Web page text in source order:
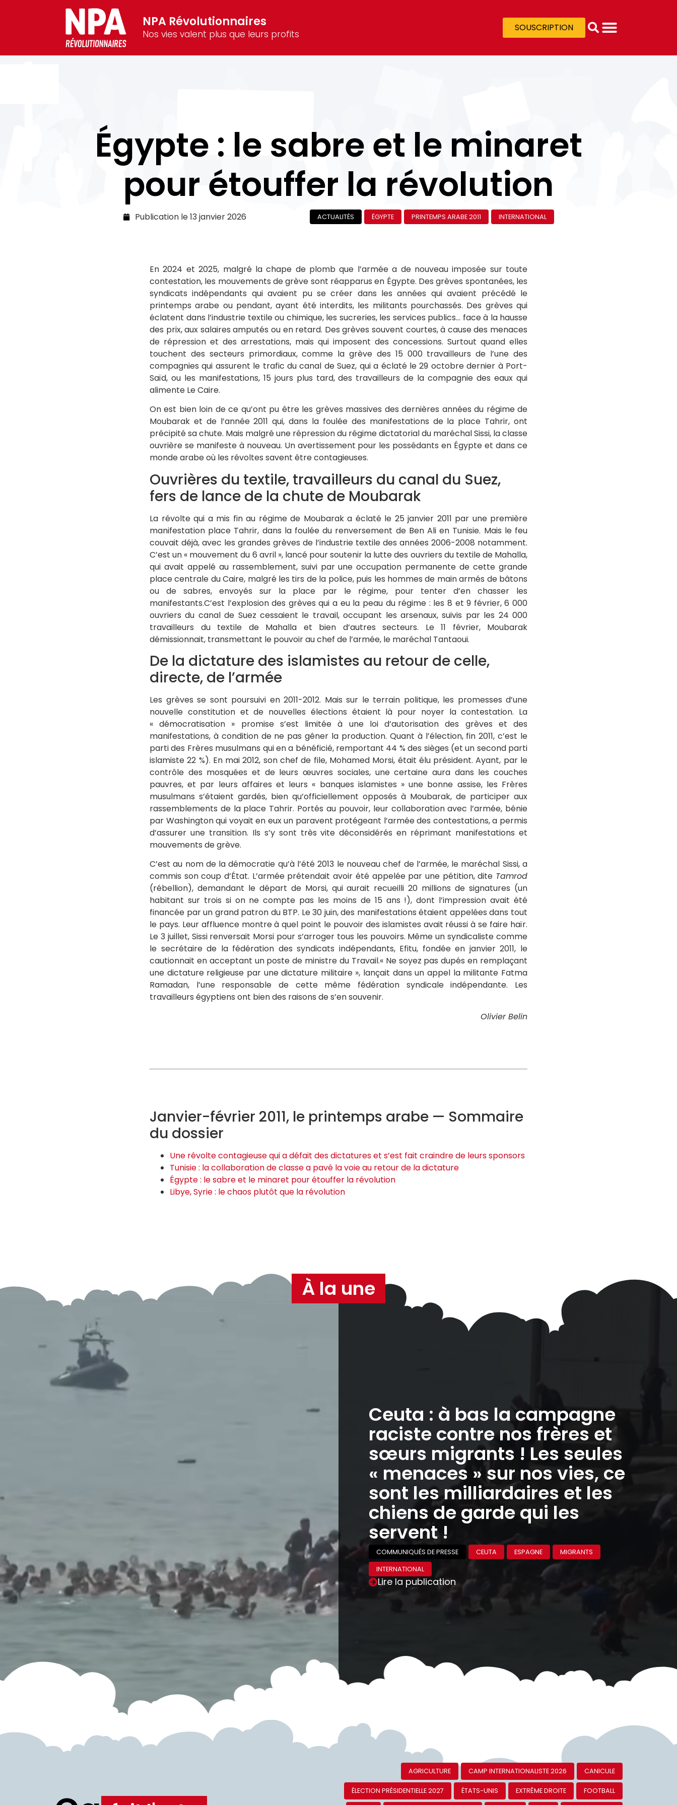
NPA Révolutionnaires
Nos vies valent plus que leurs profits
SOUSCRIPTION
Égypte : le sabre et le minaret
pour étouffer la révolution
Publication le13 janvier 2026 ACTUALITÉS ÉGYPTE PRINTEMPS ARABE 2011 INTERNATIONAL
En 2024 et 2025, malgré la chape de plomb que l’armée a de nouveau imposée sur toute
contestation, les mouvements de grève sont réapparus en Égypte. Des grèves spontanées, les
syndicats indépendants qui avaient pu se créer dans les années qui avaient précédé le
printemps arabe ou pendant, ayant été interdits, les militants pourchassés. Des grèves qui
éclatent dans l’industrie textile ou chimique, les sucreries, les services publics… face à la hausse
des prix, aux salaires amputés ou en retard. Des grèves souvent courtes, à cause des menaces
de répression et des arrestations, mais qui imposent des concessions. Surtout quand elles
touchent des secteurs primordiaux, comme la grève des 15 000 travailleurs de l’une des
compagnies qui assurent le trafic du canal de Suez, qui a éclaté le 29 octobre dernier à Port-
Saïd, ou les manifestations, 15 jours plus tard, des travailleurs de la compagnie des eaux qui
alimente Le Caire.
On est bien loin de ce qu’ont pu être les grèves massives des dernières années du régime de
Moubarak et de l’année 2011 qui, dans la foulée des manifestations de la place Tahrir, ont
précipité sa chute. Mais malgré une répression du régime dictatorial du maréchal Sissi, la classe
ouvrière se manifeste à nouveau. Un avertissement pour les possédants en Égypte et dans ce
monde arabe où les révoltes savent être contagieuses.
Ouvrières du textile, travailleurs du canal du Suez,
fers de lance de la chute de Moubarak
La révolte qui a mis fin au régime de Moubarak a éclaté le 25 janvier 2011 par une première
manifestation place Tahrir, dans la foulée du renversement de Ben Ali en Tunisie. Mais le feu
couvait déjà, avec les grandes grèves de l’industrie textile des années 2006-2008 notamment.
C’est un « mouvement du 6 avril », lancé pour soutenir la lutte des ouvriers du textile de Mahalla,
qui avait appelé au rassemblement, suivi par une occupation permanente de cette grande
place centrale du Caire, malgré les tirs de la police, puis les hommes de main armés de bâtons
ou de sabres, envoyés sur la place par le régime, pour tenter d’en chasser les
manifestants.C’est l’explosion des grèves qui a eu la peau du régime : les 8 et 9 février, 6 000
ouvriers du canal de Suez cessaient le travail, occupant les arsenaux, suivis par les 24 000
travailleurs du textile de Mahalla et bien d’autres secteurs. Le 11 février, Moubarak
démissionnait, transmettant le pouvoir au chef de l’armée, le maréchal Tantaoui.
De la dictature des islamistes au retour de celle,
directe, de l’armée
Les grèves se sont poursuivi en 2011-2012. Mais sur le terrain politique, les promesses d’une
nouvelle constitution et de nouvelles élections étaient là pour noyer la contestation. La
« démocratisation » promise s’est limitée à une loi d’autorisation des grèves et des
manifestations, à condition de ne pas gêner la production. Quant à l’élection, fin 2011, c’est le
parti des Frères musulmans qui en a bénéficié, remportant 44 % des sièges (et un second parti
islamiste 22 %). En mai 2012, son chef de file, Mohamed Morsi, était élu président. Ayant, par le
contrôle des mosquées et de leurs œuvres sociales, une certaine aura dans les couches
pauvres, et par leurs affaires et leurs « banques islamistes » une bonne assise, les Frères
musulmans s’étaient gardés, bien qu’officiellement opposés à Moubarak, de participer aux
rassemblements de la place Tahrir. Portés au pouvoir, leur collaboration avec l’armée, bénie
par Washington qui voyait en eux un paravent protégeant l’armée des contestations, a permis
d’assurer une transition. Ils s’y sont très vite déconsidérés en réprimant manifestations et
mouvements de grève.
C’est au nom de la démocratie qu’à l’été 2013 le nouveau chef de l’armée, le maréchal Sissi, a
commis son coup d’État. L’armée prétendait avoir été appelée par une pétition, dite Tamrod
(rébellion), demandant le départ de Morsi, qui aurait recueilli 20 millions de signatures (un
habitant sur trois si on ne compte pas les moins de 15 ans !), dont l’impression avait été
financée par un grand patron du BTP. Le 30 juin, des manifestations étaient appelées dans tout
le pays. Leur affluence montre à quel point le pouvoir des islamistes avait réussi à se faire haïr.
Le 3 juillet, Sissi renversait Morsi pour s’arroger tous les pouvoirs. Même un syndicaliste comme
le secrétaire de la fédération des syndicats indépendants, Efitu, fondée en janvier 2011, le
cautionnait en acceptant un poste de ministre du Travail.« Ne soyez pas dupés en remplaçant
une dictature religieuse par une dictature militaire », lançait dans un appel la militante Fatma
Ramadan, l’une responsable de cette même fédération syndicale indépendante. Les
travailleurs égyptiens ont bien des raisons de s’en souvenir.
Olivier Belin
Janvier-février 2011, le printemps arabe — Sommaire
du dossier
Une révolte contagieuse qui a défait des dictatures et s’est fait craindre de leurs sponsors
Tunisie : la collaboration de classe a pavé la voie au retour de la dictature
Égypte : le sabre et le minaret pour étouffer la révolution
Libye, Syrie : le chaos plutôt que la révolution
À la une
Ceuta : à bas la campagne
raciste contre nos frères et
sœurs migrants ! Les seules
« menaces » sur nos vies, ce
sont les milliardaires et les
chiens de garde qui les
servent !
COMMUNIQUÉS DE PRESSE CEUTA ESPAGNE
MIGRANTS
INTERNATIONAL
Lire la publication
AGRICULTURE CAMP INTERNATIONALISTE 2026 CANICULE
ÉLECTION PRÉSIDENTIELLE 2027 ÉTATS-UNIS EXTRÊME DROITE FOOTBALL